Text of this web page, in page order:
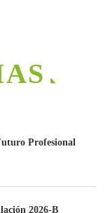
Profesional
2026-B